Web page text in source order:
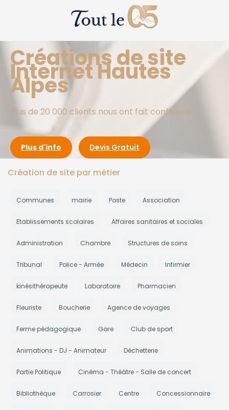
Créations de site
Internet Hautes
Alpes
Plus de 20 000 clients nous ont fait confiance!
Plus d'info Devis Gratuit
Création de site par métier
Communes mairie Poste Association
Etablissements scolaires Affaires sanitaires et sociales
Administration Chambre Structures de soins
Tribunal Police - Armée Médecin Infirmier
kinésithérapeute Laboratoire Pharmacien
Fleuriste Boucherie Agence de voyages
Ferme pédagogique Gare Club de sport
Animations - DJ - Animateur Déchetterie
Partie Politique Cinéma - Théâtre - Salle de concert
Bibliothèque Carrosier Centre Concessionnaire